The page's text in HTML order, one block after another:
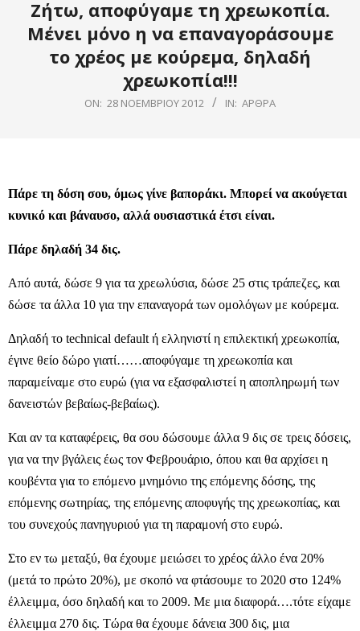
Ζήτω, αποφύγαμε τη χρεωκοπία.
Μένει μόνο η να επαναγοράσουμε
το χρέος με κούρεμα, δηλαδή
χρεωκοπία!!!
ON: 28 ΝΟΕΜΒΡΊΟΥ 2012 IN: ΆΡΘΡΑ
Πάρε τη δόση σου, όμως γίνε βαποράκι. Μπορεί να ακούγεται
κυνικό και βάναυσο, αλλά ουσιαστικά έτσι είναι.
Πάρε δηλαδή 34 δις.
Από αυτά, δώσε 9 για τα χρεωλύσια, δώσε 25 στις τράπεζες, και
δώσε τα άλλα 10 για την επαναγορά των ομολόγων με κούρεμα.
Δηλαδή το technical default ή ελληνιστί η επιλεκτική χρεωκοπία,
έγινε θείο δώρο γιατί……αποφύγαμε τη χρεωκοπία και
παραμείναμε στο ευρώ (για να εξασφαλιστεί η αποπληρωμή των
δανειστών βεβαίως-βεβαίως).
Και αν τα καταφέρεις, θα σου δώσουμε άλλα 9 δις σε τρεις δόσεις,
για να την βγάλεις έως τον Φεβρουάριο, όπου και θα αρχίσει η
κουβέντα για το επόμενο μνημόνιο της επόμενης δόσης, της
επόμενης σωτηρίας, της επόμενης αποφυγής της χρεωκοπίας, και
του συνεχούς πανηγυριού για τη παραμονή στο ευρώ.
Στο εν τω μεταξύ, θα έχουμε μειώσει το χρέος άλλο ένα 20%
(μετά το πρώτο 20%), με σκοπό να φτάσουμε το 2020 στο 124%
έλλειμμα, όσο δηλαδή και το 2009. Με μια διαφορά….τότε είχαμε
έλλειμμα 270 δις. Τώρα θα έχουμε δάνεια 300 δις, μια